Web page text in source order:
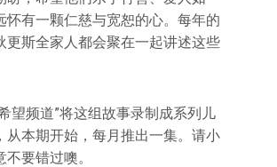
怀有一颗仁慈与宽恕的心。每年的
更斯全家人都会聚在一起讲述这些
希望频道”将这组故事录制成系列儿
从本期开始，每月推出一集。请小
不要错过噢。